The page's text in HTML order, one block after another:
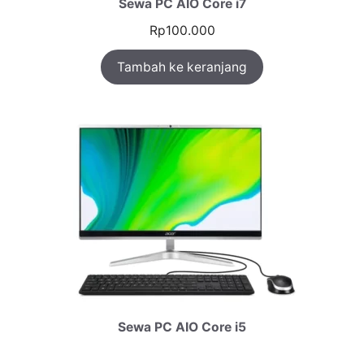
Sewa PC AIO Core i7
Rp100.000
Tambah ke keranjang
Sewa PC AIO Core i5